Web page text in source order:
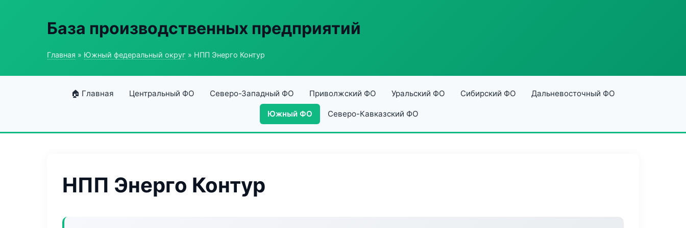
База производственных предприятий
Главная » Южный федеральный округ » НПП Энерго Контур
🏠 Главная Центральный ФО Северо-Западный ФО Приволжский ФО Уральский ФО Сибирский ФО Дальневосточный ФО
Южный ФО Северо-Кавказский ФО
НПП Энерго Контур